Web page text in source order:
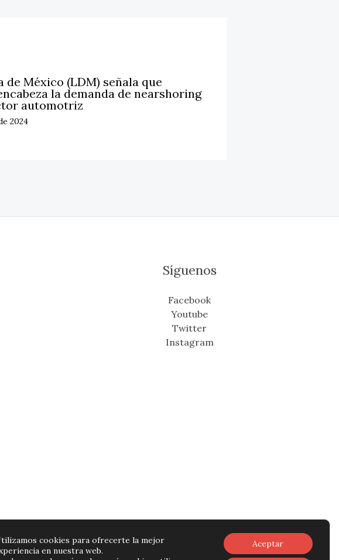
de México (LDM) señala que
la demanda de nearshoring
automotriz
2024
Síguenos
Facebook
Youtube
Twitter
Instagram
cookies para ofrecerte la mejor
en nuestra web.
Aceptar